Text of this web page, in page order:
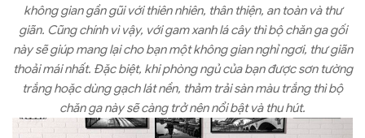
không gian gần gũi với thiên nhiên, thân thiện, an toàn và thư
giãn. Cũng chính vì vậy, với gam xanh lá cây thì bộ chăn ga gối
này sẽ giúp mang lại cho bạn một không gian nghỉ ngơi, thư giãn
thoải mái nhất. Đặc biệt, khi phòng ngủ của bạn được sơn tường
trắng hoặc dùng gạch lát nền, thảm trải sàn màu trắng thì bộ
chăn ga này sẽ càng trở nên nổi bật và thu hút.